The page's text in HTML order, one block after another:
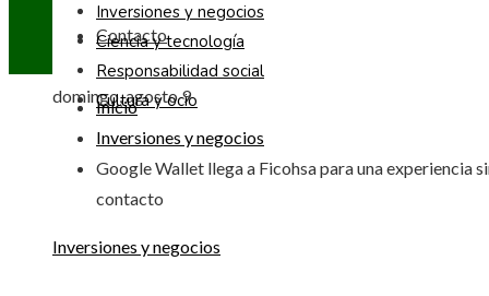
Contacto
domingo, agosto 9
Inversiones y negocios
Ciencia y tecnología
Responsabilidad social
Cultura y ocio
Inicio
Inversiones y negocios
Google Wallet llega a Ficohsa para una experiencia
contacto
Inversiones y negocios